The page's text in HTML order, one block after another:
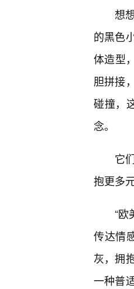
想
的黑色
体造型
胆拼接
碰撞，
念。
它
抱更多
“欧
传达情
灰，拥
一种普